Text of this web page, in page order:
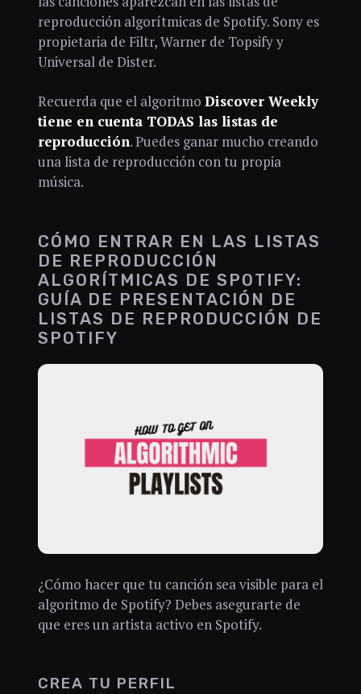
reproducción algorítmicas de Spotify. Sony es
propietaria de Filtr, Warner de Topsify y
Universal de Dister.
Recuerda que el algoritmo Discover Weekly
tiene en cuenta TODAS las listas de
reproducción. Puedes ganar mucho creando
una lista de reproducción con tu propia
música.
CÓMO ENTRAR EN LAS LISTAS
DE REPRODUCCIÓN
ALGORÍTMICAS DE SPOTIFY:
GUÍA DE PRESENTACIÓN DE
LISTAS DE REPRODUCCIÓN DE
SPOTIFY
¿Cómo hacer que tu canción sea visible para el
algoritmo de Spotify? Debes asegurarte de
que eres un artista activo en Spotify.
CREA TU PERFIL